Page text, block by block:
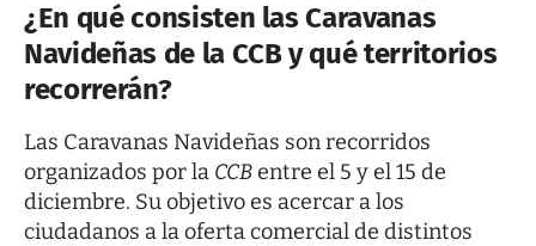
¿En qué consisten las Caravanas
Navideñas de la CCB y qué territorios
recorrerán?
Las Caravanas Navideñas son recorridos
organizados por la CCBentre el 5 y el 15 de
diciembre. Su objetivo es acercar a los
ciudadanos a la oferta comercial de distintos